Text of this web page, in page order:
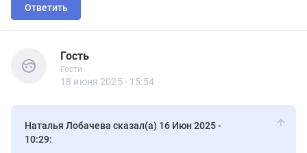
Ответить
Гость
Гость
Гости
Гости
18 июня 2025 - 15:54
Наталья Лобачева сказал(а) 16 Июн 2025 -
10:29: